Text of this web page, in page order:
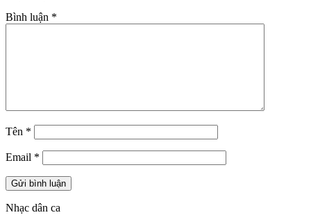
Bình luận *
Tên *
Email *
Nhạc dân ca